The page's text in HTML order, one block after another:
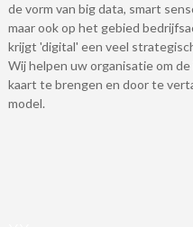
de vorm van big data, smart
maar ook op het gebied
krijgt 'digital' een veel
Wij helpen uw organisatie om
kaart te brengen en door te
model.